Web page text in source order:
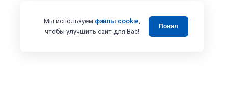
Мы используем файлы cookie,
чтобы улучшить сайт для Вас!
Понял